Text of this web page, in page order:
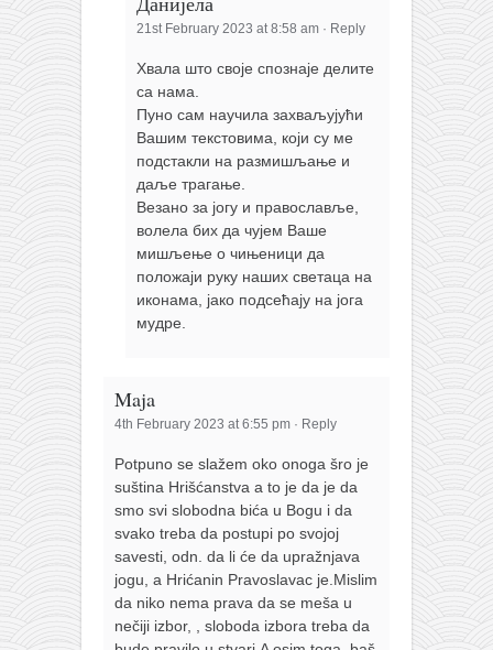
21st February 2023 at 8:58 am · Reply
Хвала што своје спознаје делите
са нама.
Пуно сам научила захваљујући
Вашим текстовима, који су ме
подстакли на размишљање и
даље трагање.
Везано за јогу и православље,
волела бих да чујем Ваше
мишљење о чињеници да
положаји руку наших светаца на
иконама, јако подсећају на јога
мудре.
Maja
4th February 2023 at 6:55 pm · Reply
Potpuno se slažem oko onoga šro je
suština Hrišćanstva a to je da je da
smo svi slobodna bića u Bogu i da
svako treba da postupi po svojoj
savesti, odn. da li će da upražnjava
jogu, a Hrićanin Pravoslavac je.Mislim
da niko nema prava da se meša u
nečiji izbor, , sloboda izbora treba da